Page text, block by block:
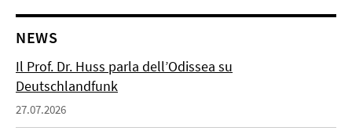
NEWS
Il Prof. Dr. Huss parla dell’Odissea su
Deutschlandfunk
27.07.2026